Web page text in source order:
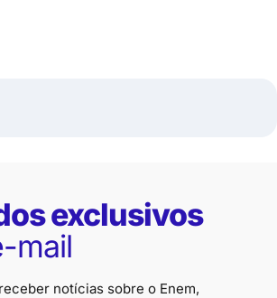
exclusivos
mail
notícias sobre o Enem,